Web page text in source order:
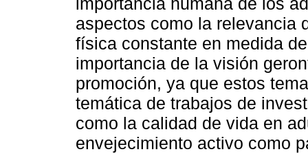
aspectos como la relevancia
física constante en medida
importancia de la visión
promoción, ya que estos
temática de trabajos de
como la calidad de vida en
envejecimiento activo como